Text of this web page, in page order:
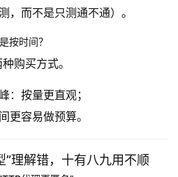
，而不是只测通不通）。
按时间？
购买方式。
：按量更直观；
更容易做预算。
”理解错，十有八九用不顺